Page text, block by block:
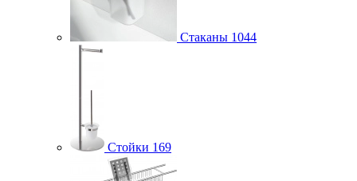
Стаканы 1044
Стойки 169